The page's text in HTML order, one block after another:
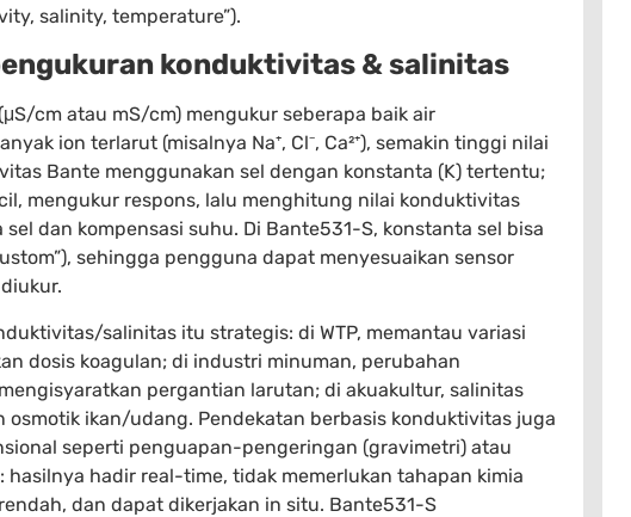
salinity, temperature”).
konduktivitas & salinitas
cm atau mS/cm) mengukur seberapa baik air
ion terlarut (misalnya Na⁺, Cl⁻, Ca²⁺), semakin tinggi nilai
Bante menggunakan sel dengan konstanta (K) tertentu;
mengukur respons, lalu menghitung nilai konduktivitas
dan kompensasi suhu. Di Bante531-S, konstanta sel bisa
sehingga pengguna dapat menyesuaikan sensor
salinitas itu strategis: di WTP, memantau variasi
dosis koagulan; di industri minuman, perubahan
pergantian larutan; di akuakultur, salinitas
osmotik ikan/udang. Pendekatan berbasis konduktivitas juga
seperti penguapan-pengeringan (gravimetri) atau
hadir real-time, tidak memerlukan tahapan kimia
dan dapat dikerjakan in situ. Bante531-S